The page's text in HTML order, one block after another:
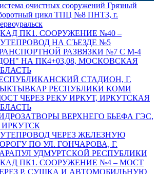
очистных сооружений Грязный
цикл ТПЦ №8 ПНТЗ, г.
ПК1. СООРУЖЕНИЕ №40 –
НА СЪЕЗДЕ №5
РАЗВЯЗКИ №7 С М-4
НА ПК4+03,08, МОСКОВСКАЯ
СТАДИОН, Г.
РЕСПУБЛИКИ КОМИ
ЧЕРЕЗ РЕКУ ИРКУТ, ИРКУТСКАЯ
ВЕРХНЕГО БЬЕФА ГЭС,
ИРКУТСК
ЧЕРЕЗ ЖЕЛЕЗНУЮ
ПО УЛ. ГОНЧАРОВА, Г.
УДМУРТСКОЙ РЕСПУБЛИКИ
ПК1. СООРУЖЕНИЕ №4 – МОСТ
Р. СУШКА И АВТОМОБИЛЬНУЮ